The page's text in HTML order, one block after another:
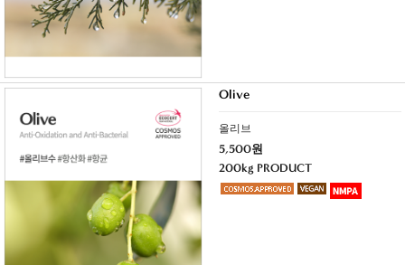
Olive
올리브
5,500원
200kg PRODUCT